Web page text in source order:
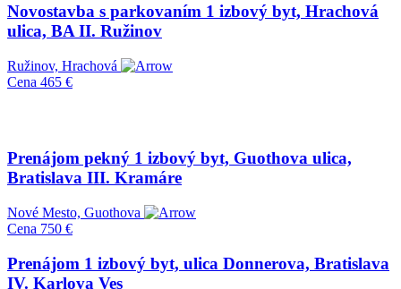
Novostavba s parkovaním 1 izbový byt, Hrachová
ulica, BA II. Ružinov
Ružinov, Hrachová
Cena 465 €
Prenájom pekný 1 izbový byt, Guothova ulica,
Bratislava III. Kramáre
Nové Mesto, Guothova
Cena 750 €
Prenájom 1 izbový byt, ulica Donnerova, Bratislava
IV. Karlova Ves